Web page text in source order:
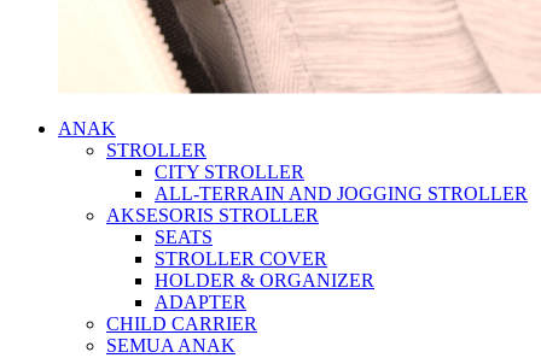
ANAK
STROLLER
CITY STROLLER
ALL-TERRAIN AND JOGGING STROLLER
AKSESORIS STROLLER
SEATS
STROLLER COVER
HOLDER & ORGANIZER
ADAPTER
CHILD CARRIER
SEMUA ANAK